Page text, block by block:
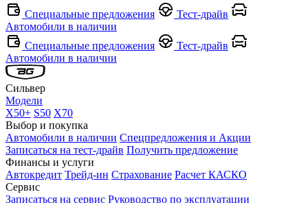
Специальные предложения
Тест-драйв
Автомобили в наличии
Специальные предложения
Тест-драйв
Автомобили в наличии
Сильвер
Модели
X50+ S50 X70
Выбор и покупка
Автомобили в наличии Спецпредложения и Акции
Записаться на тест-драйв Получить предложение
Финансы и услуги
Автокредит Трейд-ин Страхование Расчет КАСКО
Сервис
Записаться на сервис Руководство по эксплуатации